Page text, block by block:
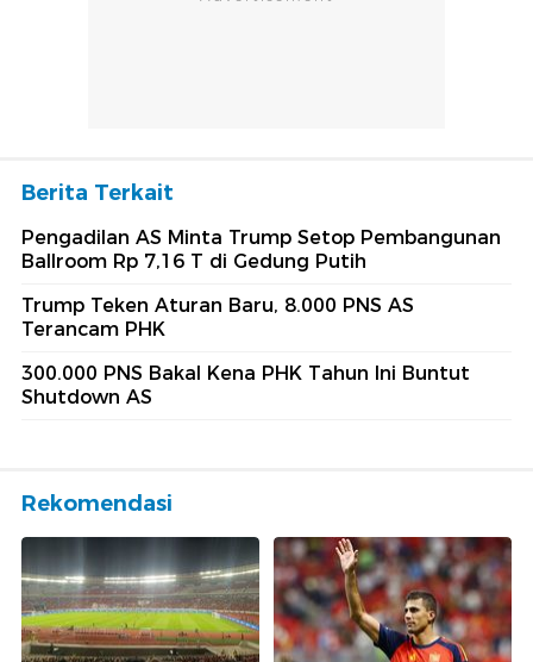
Berita Terkait
Pengadilan AS Minta Trump Setop Pembangunan
Ballroom Rp 7,16 T di Gedung Putih
Trump Teken Aturan Baru, 8.000 PNS AS
Terancam PHK
300.000 PNS Bakal Kena PHK Tahun Ini Buntut
Shutdown AS
Rekomendasi